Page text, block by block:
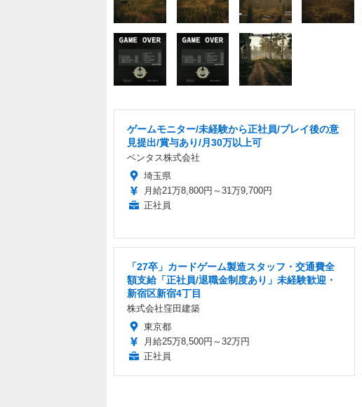
ゲームモニター/未経験から正社員/プレイ後の意
見提出/賞与あり/月30万以上可
ベンタス株式会社
埼玉県
月給21万8,800円～31万9,700円
正社員
「27卒」カードゲーム製造スタッフ・交通費全
額支給「正社員/退職金制度あり」未経験歓迎・
新宿区新宿4丁目
株式会社窪田建築
東京都
月給25万8,500円～32万円
正社員